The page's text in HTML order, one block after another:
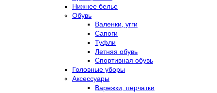
Нижнее белье
Обувь
Валенки, угги
Сапоги
Туфли
Летняя обувь
Спортивная обувь
Головные уборы
Аксессуары
Варежки, перчатки